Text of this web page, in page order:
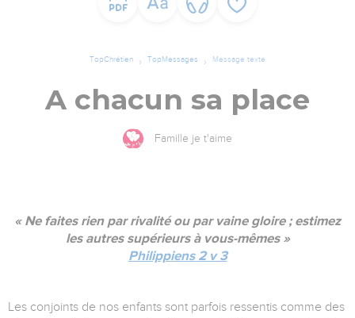
TopChrétien TopMessages Message texte
A chacun sa place
Famille je t'aime
« Ne faites rien par rivalité ou par vaine gloire ; estimez
les autres supérieurs à vous-mêmes »
Philippiens 2 v 3
Les conjoints de nos enfants sont parfois ressentis comme des